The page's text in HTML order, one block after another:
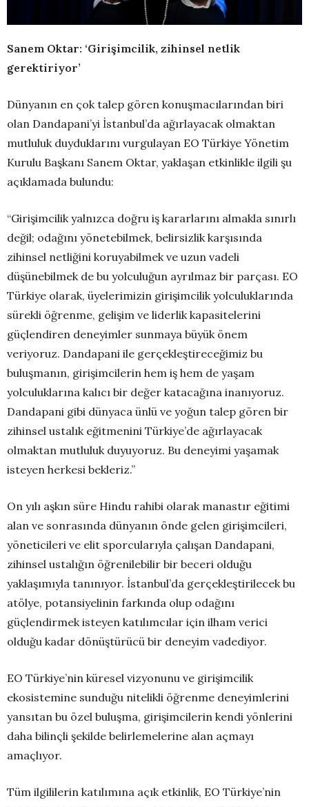
Sanem Oktar: ‘Girişimcilik, zihinsel netlik
gerektiriyor’
Dünyanın en çok talep gören konuşmacılarından biri
olan Dandapani’yi İstanbul’da ağırlayacak olmaktan
mutluluk duyduklarını vurgulayan EO Türkiye Yönetim
Kurulu Başkanı Sanem Oktar, yaklaşan etkinlikle ilgili şu
açıklamada bulundu:
“Girişimcilik yalnızca doğru iş kararlarını almakla sınırlı
değil; odağını yönetebilmek, belirsizlik karşısında
zihinsel netliğini koruyabilmek ve uzun vadeli
düşünebilmek de bu yolculuğun ayrılmaz bir parçası. EO
Türkiye olarak, üyelerimizin girişimcilik yolculuklarında
sürekli öğrenme, gelişim ve liderlik kapasitelerini
güçlendiren deneyimler sunmaya büyük önem
veriyoruz. Dandapani ile gerçekleştireceğimiz bu
buluşmanın, girişimcilerin hem iş hem de yaşam
yolculuklarına kalıcı bir değer katacağına inanıyoruz.
Dandapani gibi dünyaca ünlü ve yoğun talep gören bir
zihinsel ustalık eğitmenini Türkiye’de ağırlayacak
olmaktan mutluluk duyuyoruz. Bu deneyimi yaşamak
isteyen herkesi bekleriz.”
On yılı aşkın süre Hindu rahibi olarak manastır eğitimi
alan ve sonrasında dünyanın önde gelen girişimcileri,
yöneticileri ve elit sporcularıyla çalışan Dandapani,
zihinsel ustalığın öğrenilebilir bir beceri olduğu
yaklaşımıyla tanınıyor. İstanbul’da gerçekleştirilecek bu
atölye, potansiyelinin farkında olup odağını
güçlendirmek isteyen katılımcılar için ilham verici
olduğu kadar dönüştürücü bir deneyim vadediyor.
EO Türkiye’nin küresel vizyonunu ve girişimcilik
ekosistemine sunduğu nitelikli öğrenme deneyimlerini
yansıtan bu özel buluşma, girişimcilerin kendi yönlerini
daha bilinçli şekilde belirlemelerine alan açmayı
amaçlıyor.
Tüm ilgililerin katılımına açık etkinlik, EO Türkiye’nin